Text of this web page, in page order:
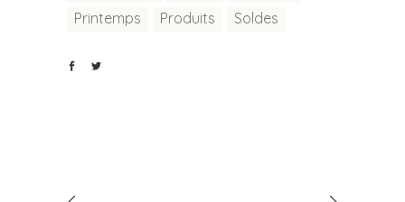
Printemps
Produits Soldes